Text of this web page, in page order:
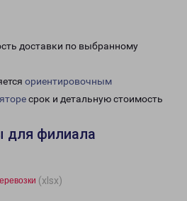
доставки по выбранному
ориентировочным
срок и детальную стоимость
для филиала
(xlsx)